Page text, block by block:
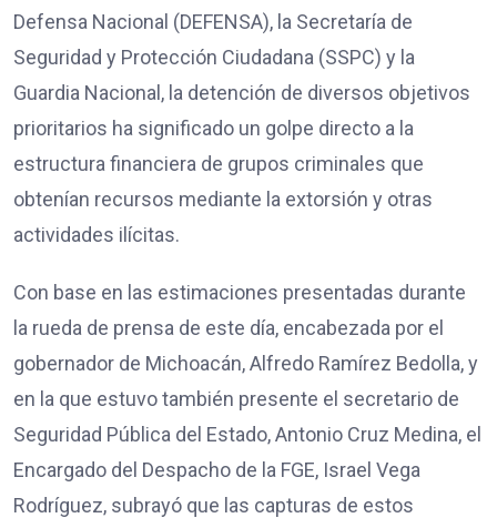
Defensa Nacional (DEFENSA), la Secretaría de
Seguridad y Protección Ciudadana (SSPC) y la
Guardia Nacional, la detención de diversos objetivos
prioritarios ha significado un golpe directo a la
estructura financiera de grupos criminales que
obtenían recursos mediante la extorsión y otras
actividades ilícitas.
Con base en las estimaciones presentadas durante
la rueda de prensa de este día, encabezada por el
gobernador de Michoacán, Alfredo Ramírez Bedolla, y
en la que estuvo también presente el secretario de
Seguridad Pública del Estado, Antonio Cruz Medina, el
Encargado del Despacho de la FGE, Israel Vega
Rodríguez, subrayó que las capturas de estos